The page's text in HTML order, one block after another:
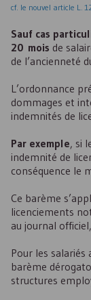
cf. le nouvel article L.
Sauf cas
20 mois de
de l’ancienneté
L’ordonnance
dommages et
indemnités de
Par exemple, si
indemnité de
conséquence le
Ce barème
licenciements
au journal
Pour les salariés
barème
structures